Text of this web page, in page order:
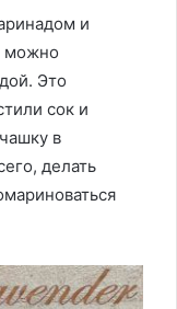
и
можно
Это
сок и
в
делать